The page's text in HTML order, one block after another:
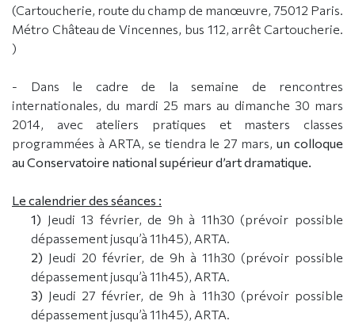
(Cartoucherie, route du champ de manœuvre, 75012 Paris.
Métro Château de Vincennes, bus 112, arrêt Cartoucherie.
)
- Dans le cadre de la semaine de rencontres
internationales, du mardi 25 mars au dimanche 30 mars
2014, avec ateliers pratiques et masters classes
programmées à ARTA, se tiendra le 27 mars,un colloque
au Conservatoire national supérieur d’art dramatique.
Le calendrier des séances :
1) Jeudi 13 février, de 9h à 11h30 (prévoir possible
dépassement jusqu’à 11h45), ARTA.
2) Jeudi 20 février, de 9h à 11h30 (prévoir possible
dépassement jusqu’à 11h45), ARTA.
3) Jeudi 27 février, de 9h à 11h30 (prévoir possible
dépassement jusqu’à 11h45), ARTA.